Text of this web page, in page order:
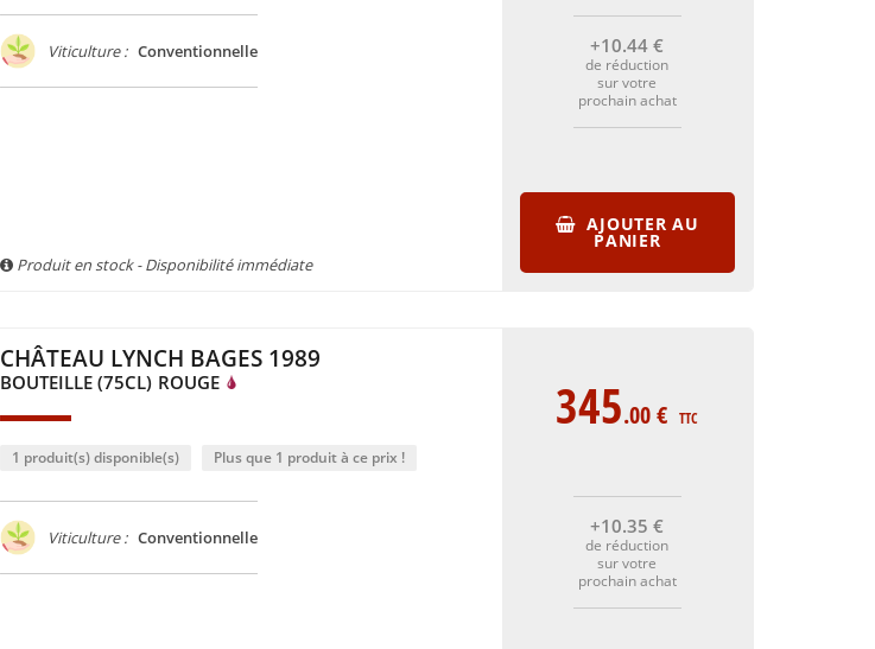
Viticulture : Conventionnelle
Produit en stock - Disponibilité immédiate
+10.44€
de réduction
sur votre
prochain achat
AJOUTER AU
PANIER
CHÂTEAU LYNCH BAGES 1989
BOUTEILLE (75CL) ROUGE
1 produit(s) disponible(s) Plus que 1 produit à ce prix !
Viticulture : Conventionnelle
345.00€ TTC
+10.35€
de réduction
sur votre
prochain achat